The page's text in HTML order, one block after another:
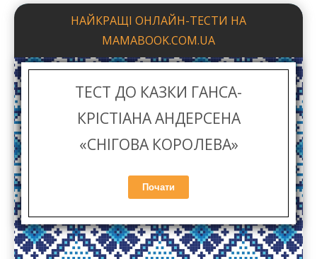
ТЕСТ ДО КАЗКИ ГАНСА-
КРІСТІАНА АНДЕРСЕНА
«СНІГОВА КОРОЛЕВА»